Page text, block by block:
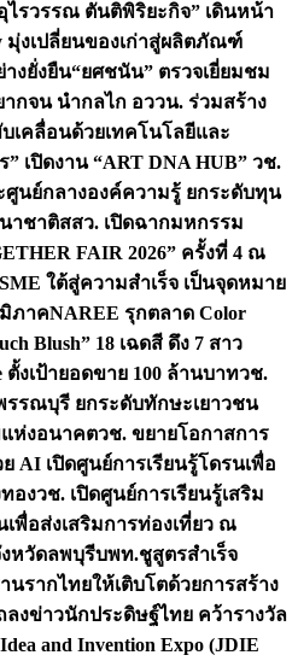
ไรวรรณ ตันติพิริยะกิจ” เดินหน้า
มุ่งเปลี่ยนของเก่าสู่ผลิตภัณฑ์
างยั่งยืน“ยศชนัน” ตรวจเยี่ยมชม
กจน นำกลไก อววน. ร่วมสร้าง
คลื่อนด้วยเทคโนโลยีและ
” เปิดงาน “ART DNA HUB” วช.
นย์กลางองค์ความรู้ ยกระดับทุน
าชาติสสว. เปิดฉากมหกรรม
FAIR 2026” ครั้งที่ 4 ณ
ใต้สู่ความสำเร็จ เป็นจุดหมาย
ภาคNAREE รุกตลาด Color
Blush” 18 เฉดสี ดึง 7 สาว
ตั้งเป้ายอดขาย 100 ล้านบาทวช.
รรณบุรี ยกระดับทักษะเยาวชน
ห่งอนาคตวช. ขยายโอกาสการ
AI เปิดศูนย์การเรียนรู้โดรนเพื่อ
องวช. เปิดศูนย์การเรียนรู้เสริม
พื่อส่งเสริมการท่องเที่ยว ณ
หวัดลพบุรีบพท.ชูสูตรสำเร็จ
นรากไทยให้เติบโตด้วยการสร้าง
ลงข่าวนักประดิษฐ์ไทย คว้ารางวัล
and Invention Expo (JDIE